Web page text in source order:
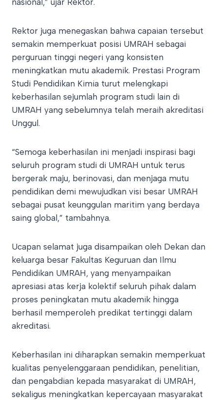
nasional,” ujar Rektor.
Rektor juga menegaskan bahwa capaian tersebut
semakin memperkuat posisi UMRAH sebagai
perguruan tinggi negeri yang konsisten
meningkatkan mutu akademik. Prestasi Program
Studi Pendidikan Kimia turut melengkapi
keberhasilan sejumlah program studi lain di
UMRAH yang sebelumnya telah meraih akreditasi
Unggul.
“Semoga keberhasilan ini menjadi inspirasi bagi
seluruh program studi di UMRAH untuk terus
bergerak maju, berinovasi, dan menjaga mutu
pendidikan demi mewujudkan visi besar UMRAH
sebagai pusat keunggulan maritim yang berdaya
saing global,” tambahnya.
Ucapan selamat juga disampaikan oleh Dekan dan
keluarga besar Fakultas Keguruan dan Ilmu
Pendidikan UMRAH, yang menyampaikan
apresiasi atas kerja kolektif seluruh pihak dalam
proses peningkatan mutu akademik hingga
berhasil memperoleh predikat tertinggi dalam
akreditasi.
Keberhasilan ini diharapkan semakin memperkuat
kualitas penyelenggaraan pendidikan, penelitian,
dan pengabdian kepada masyarakat di UMRAH,
sekaligus meningkatkan kepercayaan masyarakat